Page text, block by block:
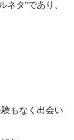
ネタ”であり、
もなく出会い